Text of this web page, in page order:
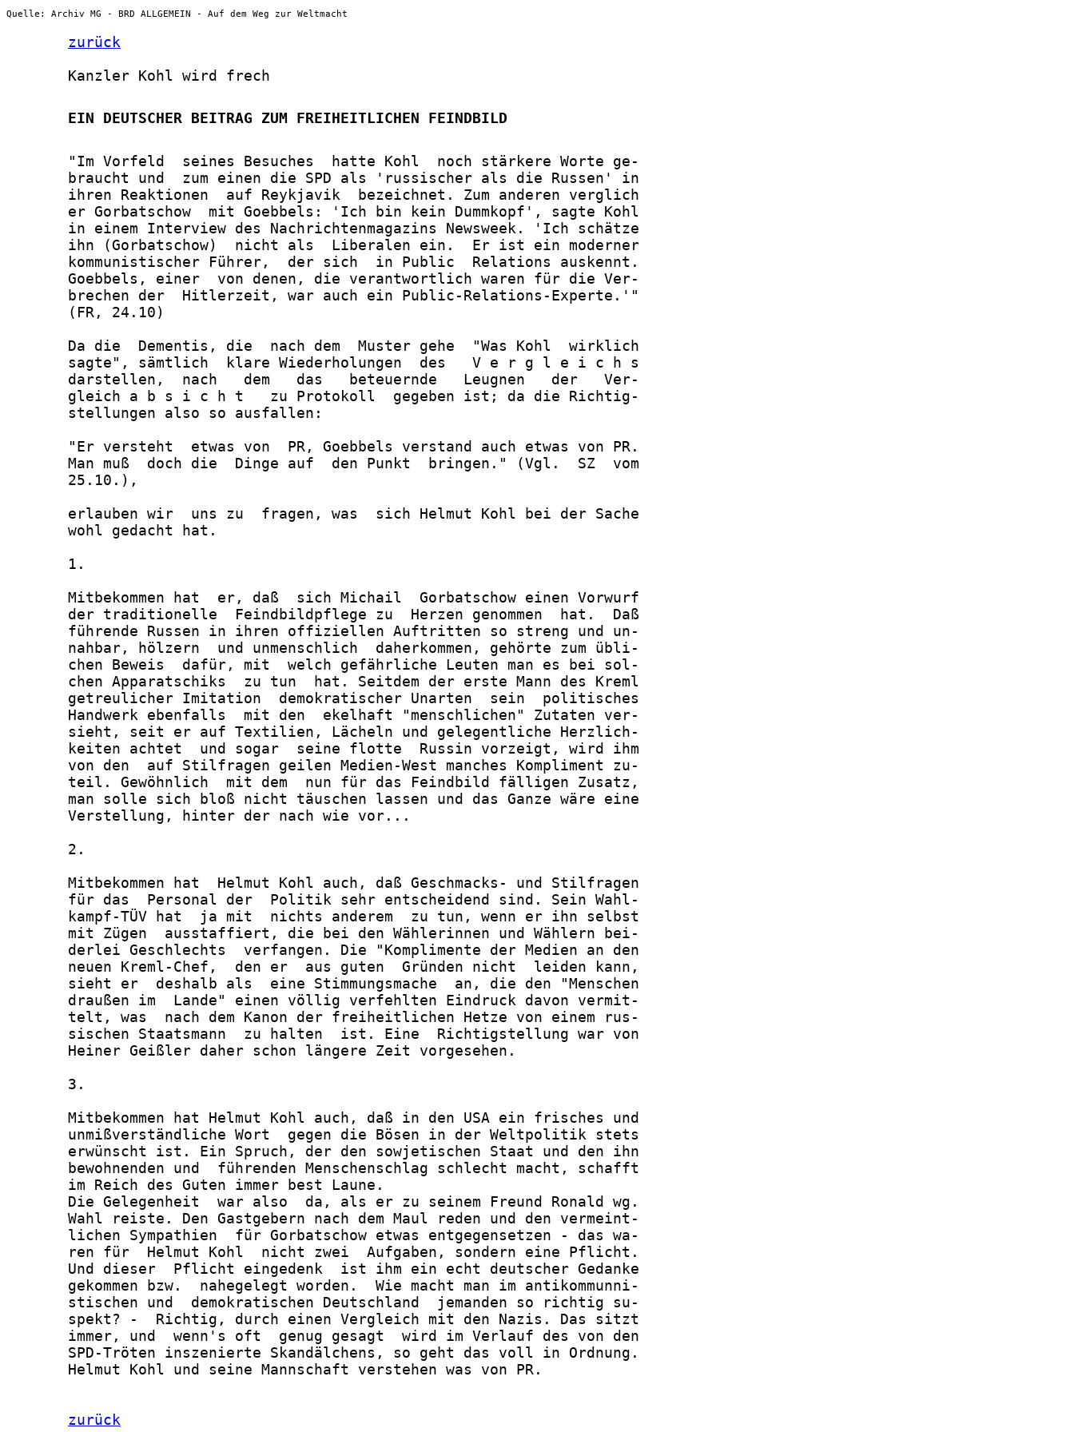
Quelle: Archiv MG - BRD ALLGEMEIN - Auf dem Weg zur Weltmacht
zurück
       Kanzler Kohl wird frech
       EIN DEUTSCHER BEITRAG ZUM FREIHEITLICHEN FEINDBILD
       "Im Vorfeld  seines Besuches  hatte Kohl  noch stärkere Worte ge-
       braucht und  zum einen die SPD als 'russischer als die Russen' in
       ihren Reaktionen  auf Reykjavik  bezeichnet. Zum anderen verglich
       er Gorbatschow  mit Goebbels: 'Ich bin kein Dummkopf', sagte Kohl
       in einem Interview des Nachrichtenmagazins Newsweek. 'Ich schätze
       ihn (Gorbatschow)  nicht als  Liberalen ein.  Er ist ein moderner
       kommunistischer Führer,  der sich  in Public  Relations auskennt.
       Goebbels, einer  von denen, die verantwortlich waren für die Ver-
       brechen der  Hitlerzeit, war auch ein Public-Relations-Experte.'"
       (FR, 24.10)
       Da die  Dementis, die  nach dem  Muster gehe  "Was Kohl  wirklich
       sagte", sämtlich  klare Wiederholungen  des   V e r g l e i c h s
       darstellen,  nach   dem   das   beteuernde   Leugnen   der   Ver-
       gleich a b s i c h t   zu Protokoll  gegeben ist; da die Richtig-
       stellungen also so ausfallen:
       "Er versteht  etwas von  PR, Goebbels verstand auch etwas von PR.
       Man muß  doch die  Dinge auf  den Punkt  bringen." (Vgl.  SZ  vom
       25.10.),
       erlauben wir  uns zu  fragen, was  sich Helmut Kohl bei der Sache
       wohl gedacht hat.
       1.
       Mitbekommen hat  er, daß  sich Michail  Gorbatschow einen Vorwurf
       der traditionelle  Feindbildpflege zu  Herzen genommen  hat.  Daß
       führende Russen in ihren offiziellen Auftritten so streng und un-
       nahbar, hölzern  und unmenschlich  daherkommen, gehörte zum übli-
       chen Beweis  dafür, mit  welch gefährliche Leuten man es bei sol-
       chen Apparatschiks  zu tun  hat. Seitdem der erste Mann des Kreml
       getreulicher Imitation  demokratischer Unarten  sein  politisches
       Handwerk ebenfalls  mit den  ekelhaft "menschlichen" Zutaten ver-
       sieht, seit er auf Textilien, Lächeln und gelegentliche Herzlich-
       keiten achtet  und sogar  seine flotte  Russin vorzeigt, wird ihm
       von den  auf Stilfragen geilen Medien-West manches Kompliment zu-
       teil. Gewöhnlich  mit dem  nun für das Feindbild fälligen Zusatz,
       man solle sich bloß nicht täuschen lassen und das Ganze wäre eine
       Verstellung, hinter der nach wie vor...
       2.
       Mitbekommen hat  Helmut Kohl auch, daß Geschmacks- und Stilfragen
       für das  Personal der  Politik sehr entscheidend sind. Sein Wahl-
       kampf-TÜV hat  ja mit  nichts anderem  zu tun, wenn er ihn selbst
       mit Zügen  ausstaffiert, die bei den Wählerinnen und Wählern bei-
       derlei Geschlechts  verfangen. Die "Komplimente der Medien an den
       neuen Kreml-Chef,  den er  aus guten  Gründen nicht  leiden kann,
       sieht er  deshalb als  eine Stimmungsmache  an, die den "Menschen
       draußen im  Lande" einen völlig verfehlten Eindruck davon vermit-
       telt, was  nach dem Kanon der freiheitlichen Hetze von einem rus-
       sischen Staatsmann  zu halten  ist. Eine  Richtigstellung war von
       Heiner Geißler daher schon längere Zeit vorgesehen.
       3.
       Mitbekommen hat Helmut Kohl auch, daß in den USA ein frisches und
       unmißverständliche Wort  gegen die Bösen in der Weltpolitik stets
       erwünscht ist. Ein Spruch, der den sowjetischen Staat und den ihn
       bewohnenden und  führenden Menschenschlag schlecht macht, schafft
       im Reich des Guten immer best Laune.
       Die Gelegenheit  war also  da, als er zu seinem Freund Ronald wg.
       Wahl reiste. Den Gastgebern nach dem Maul reden und den vermeint-
       lichen Sympathien  für Gorbatschow etwas entgegensetzen - das wa-
       ren für  Helmut Kohl  nicht zwei  Aufgaben, sondern eine Pflicht.
       Und dieser  Pflicht eingedenk  ist ihm ein echt deutscher Gedanke
       gekommen bzw.  nahegelegt worden.  Wie macht man im antikommunni-
       stischen und  demokratischen Deutschland  jemanden so richtig su-
       spekt? -  Richtig, durch einen Vergleich mit den Nazis. Das sitzt
       immer, und  wenn's oft  genug gesagt  wird im Verlauf des von den
       SPD-Tröten inszenierte Skandälchens, so geht das voll in Ordnung.
       Helmut Kohl und seine Mannschaft verstehen was von PR.
zurück